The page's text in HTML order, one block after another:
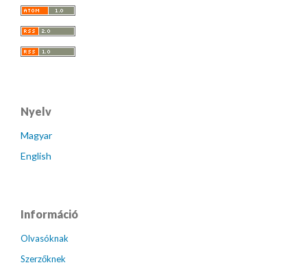
Nyelv
Magyar
English
Információ
Olvasóknak
Szerzőknek